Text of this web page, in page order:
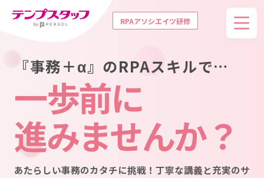
RPAアソシエイツ研修
『事務＋α』のRPAスキルで…
一歩前に
進みませんか？
あたらしい事務のカタチに挑戦！丁寧な講義と充実のサ